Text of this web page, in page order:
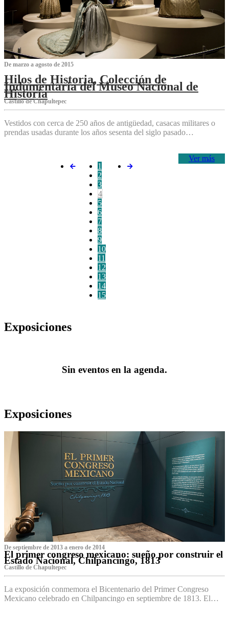
De marzo a agosto de 2015
Hilos de Historia, Colección de
Indumentaria del Museo Nacional de
Historia
Castillo de Chapultepec
Vestidos con cerca de 250 años de antigüedad, casacas militares o
prendas usadas durante los años sesenta del siglo pasado…
Ver más
1
2
3
4
5
6
7
8
9
10
11
12
13
14
15
Exposiciones
Sin eventos en la agenda.
Exposiciones
De septiembre de 2013 a enero de 2014
El primer congreso mexicano: sueño por construir el
Estado Nacional, Chilpancingo, 1813
Castillo de Chapultepec
La exposición conmemora el Bicentenario del Primer Congreso
Mexicano celebrado en Chilpancingo en septiembre de 1813. El…